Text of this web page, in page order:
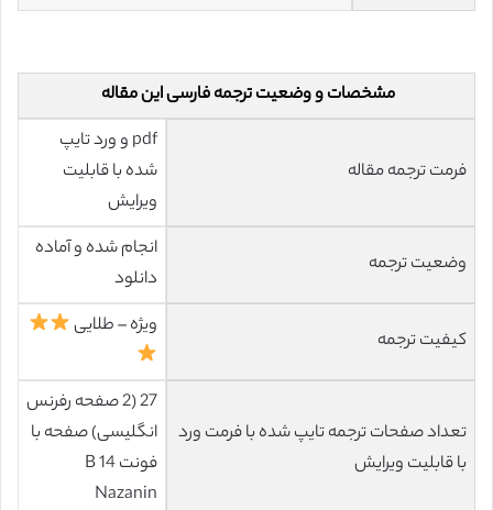
مشخصات و وضعیت ترجمه فارسی این مقاله
فرمت ترجمه مقاله
pdf و ورد تایپ
شده با قابلیت
ویرایش
وضعیت ترجمه
انجام شده و آماده
دانلود
کیفیت ترجمه
ویژه – طلایی
تعداد صفحات ترجمه تایپ شده با فرمت ورد
با قابلیت ویرایش
27 (2 صفحه رفرنس
انگلیسی) صفحه با
فونت 14 B
Nazanin